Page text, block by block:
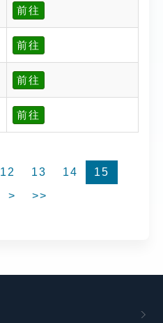
前往
前往
前往
前往
12 13 14
15
> >>